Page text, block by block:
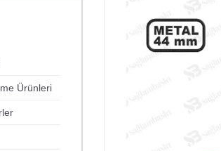
Ürünleri